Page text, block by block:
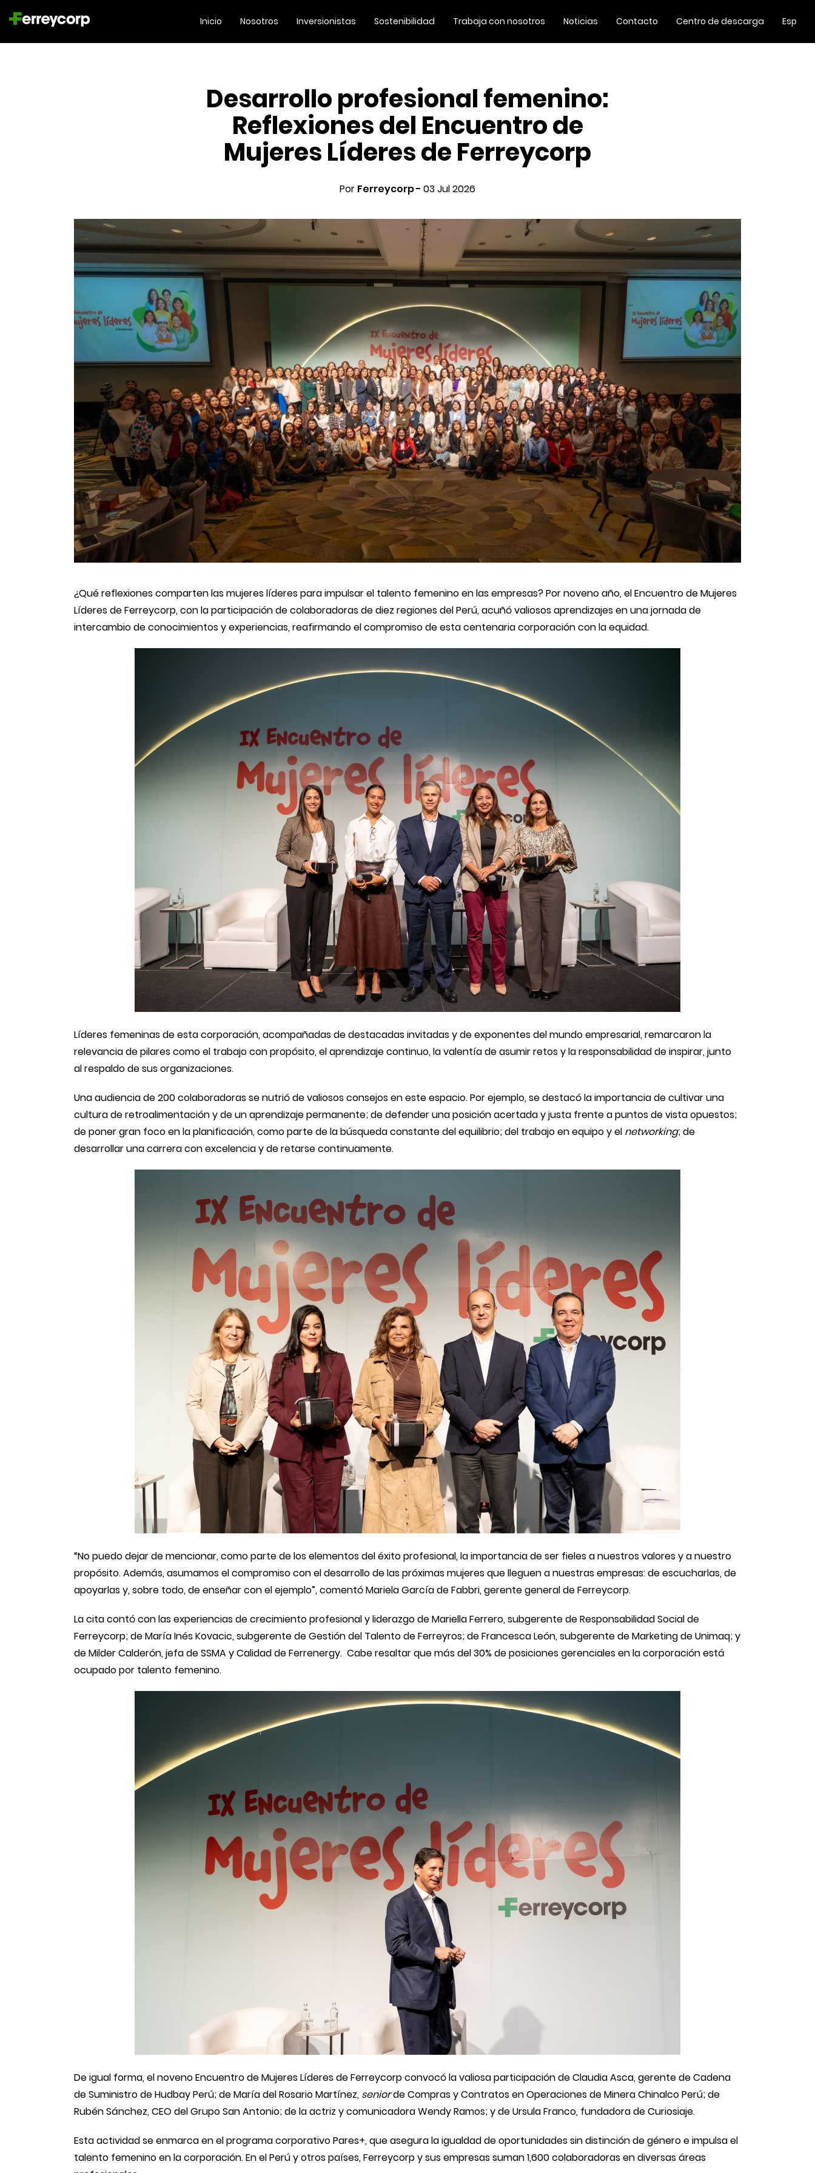
Inicio Nosotros Inversionistas Sostenibilidad Trabaja con nosotros Noticias Contacto Centro de descarga Esp
Desarrollo profesional femenino:
Reflexiones del Encuentro de
Mujeres Líderes de Ferreycorp
Por Ferreycorp - 03 Jul 2026
¿Qué reflexiones comparten las mujeres líderes para impulsar el talento femenino en las empresas? Por noveno año, el Encuentro de Mujeres
Líderes de Ferreycorp, con la participación de colaboradoras de diez regiones del Perú, acuñó valiosos aprendizajes en una jornada de
intercambio de conocimientos y experiencias, reafirmando el compromiso de esta centenaria corporación con la equidad.
Líderes femeninas de esta corporación, acompañadas de destacadas invitadas y de exponentes del mundo empresarial, remarcaron la
relevancia de pilares como el trabajo con propósito, el aprendizaje continuo, la valentía de asumir retos y la responsabilidad de inspirar, junto
al respaldo de sus organizaciones.
Una audiencia de 200 colaboradoras se nutrió de valiosos consejos en este espacio. Por ejemplo, se destacó la importancia de cultivar una
cultura de retroalimentación y de un aprendizaje permanente; de defender una posición acertada y justa frente a puntos de vista opuestos;
de poner gran foco en la planificación, como parte de la búsqueda constante del equilibrio; del trabajo en equipo y el networking; de
desarrollar una carrera con excelencia y de retarse continuamente.
“No puedo dejar de mencionar, como parte de los elementos del éxito profesional, la importancia de ser fieles a nuestros valores y a nuestro
propósito. Además, asumamos el compromiso con el desarrollo de las próximas mujeres que lleguen a nuestras empresas: de escucharlas, de
apoyarlas y, sobre todo, de enseñar con el ejemplo”, comentó Mariela García de Fabbri, gerente general de Ferreycorp.
La cita contó con las experiencias de crecimiento profesional y liderazgo de Mariella Ferrero, subgerente de Responsabilidad Social de
Ferreycorp; de María Inés Kovacic, subgerente de Gestión del Talento de Ferreyros; de Francesca León, subgerente de Marketing de Unimaq; y
de Milder Calderón, jefa de SSMA y Calidad de Ferrenergy. Cabe resaltar que más del 30% de posiciones gerenciales en la corporación está
ocupado por talento femenino.
De igual forma, el noveno Encuentro de Mujeres Líderes de Ferreycorp convocó la valiosa participación de Claudia Asca, gerente de Cadena
de Suministro de Hudbay Perú; de María del Rosario Martínez, seniorde Compras y Contratos en Operaciones de Minera Chinalco Perú; de
Rubén Sánchez, CEO del Grupo San Antonio; de la actriz y comunicadora Wendy Ramos; y de Ursula Franco, fundadora de Curiosiaje.
Esta actividad se enmarca en el programa corporativo Pares+, que asegura la igualdad de oportunidades sin distinción de género e impulsa el
talento femenino en la corporación. En el Perú y otros países, Ferreycorp y sus empresas suman 1,600 colaboradoras en diversas áreas